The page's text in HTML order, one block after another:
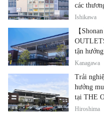
các
thực địa
Ishikawa
【
OUTLETS
tận
ẩm thực
Kanagawa
Trải
hưởng
tại THE
Hiroshima